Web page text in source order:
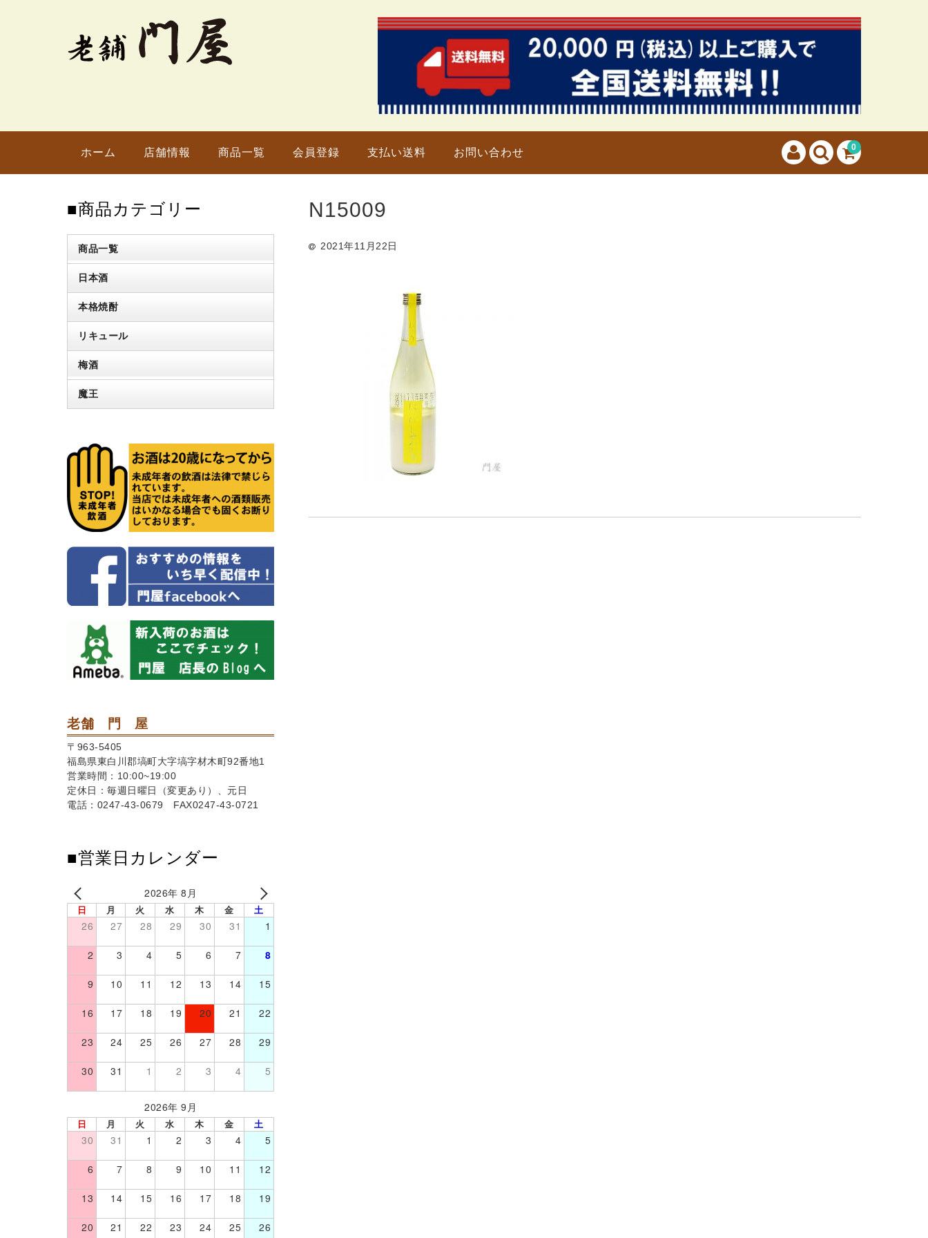
0
只今、カートに商品はございません。
ホーム 店舗情報 商品一覧 会員登録 支払い送料 お問い合わせ
N15009
2021年11月22日
■商品カテゴリー
商品一覧
日本酒
本格焼酎
リキュール
梅酒
魔王
老舗 門 屋
〒963-5405
福島県東白川郡塙町大字塙字材木町92番地1
営業時間：10:00~19:00
定休日：毎週日曜日（変更あり）、元日
電話：0247-43-0679 FAX0247-43-0721
■営業日カレンダー
2026年 8月
日 月 火 水 木 金 土
26 27 28 29 30 31 1
2 3 4 5 6 7 8
9 10 11 12 13 14 15
16 17 18 19 20 21 22
23 24 25 26 27 28 29
30 31 1 2 3 4 5
2026年 9月
日 月 火 水 木 金 土
30 31 1 2 3 4 5
6 7 8 9 10 11 12
13 14 15 16 17 18 19
20 21 22 23 24 25 26